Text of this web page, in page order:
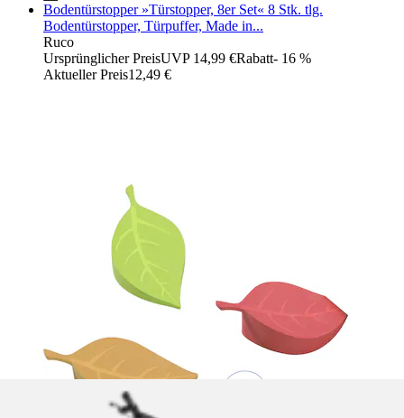
Bodentürstopper »Türstopper, 8er Set« 8 Stk. tlg.
Bodentürstopper, Türpuffer, Made in...
Ruco
Ursprünglicher PreisUVP 14,99 €Rabatt- 16 %
Aktueller Preis12,49 €